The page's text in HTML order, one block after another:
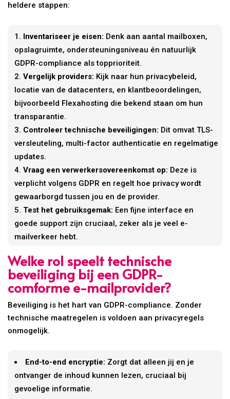
heldere stappen:
Inventariseer je eisen: Denk aan aantal mailboxen,
opslagruimte, ondersteuningsniveau én natuurlijk
GDPR-compliance als topprioriteit.
Vergelijk providers: Kijk naar hun privacybeleid,
locatie van de datacenters, en klantbeoordelingen,
bijvoorbeeld Flexahosting die bekend staan om hun
transparantie.
Controleer technische beveiligingen: Dit omvat TLS-
versleuteling, multi-factor authenticatie en regelmatige
updates.
Vraag een verwerkersovereenkomst op: Deze is
verplicht volgens GDPR en regelt hoe privacy wordt
gewaarborgd tussen jou en de provider.
Test het gebruiksgemak: Een fijne interface en
goede support zijn cruciaal, zeker als je veel e-
mailverkeer hebt.
Welke rol speelt technische
beveiliging bij een GDPR-
comforme e-mailprovider?
Beveiliging is het hart van GDPR-compliance. Zonder
technische maatregelen is voldoen aan privacyregels
onmogelijk.
End-to-end encryptie: Zorgt dat alleen jij en je
ontvanger de inhoud kunnen lezen, cruciaal bij
gevoelige informatie.